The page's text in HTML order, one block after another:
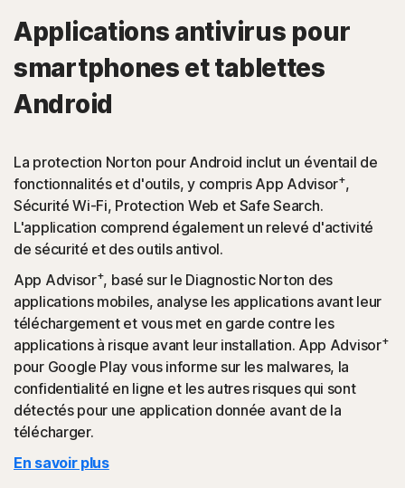
Applications antivirus pour
smartphones et tablettes
Android
La protection Norton pour Android inclut un éventail de
fonctionnalités et d'outils, y compris App Advisor+,
Sécurité Wi-Fi, Protection Web et Safe Search.
L'application comprend également un relevé d'activité
de sécurité et des outils antivol.
App Advisor+, basé sur le Diagnostic Norton des
applications mobiles, analyse les applications avant leur
téléchargement et vous met en garde contre les
applications à risque avant leur installation. App Advisor+
pour Google Play vous informe sur les malwares, la
confidentialité en ligne et les autres risques qui sont
détectés pour une application donnée avant de la
télécharger.
En savoir plus